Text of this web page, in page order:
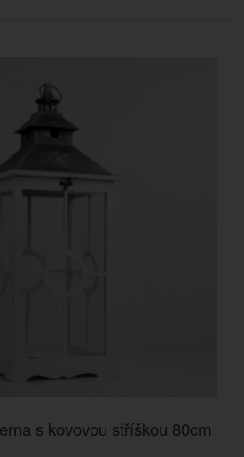
s kovovou stříškou 80cm